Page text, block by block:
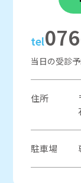
tel
当日の受診
住所
駐車場